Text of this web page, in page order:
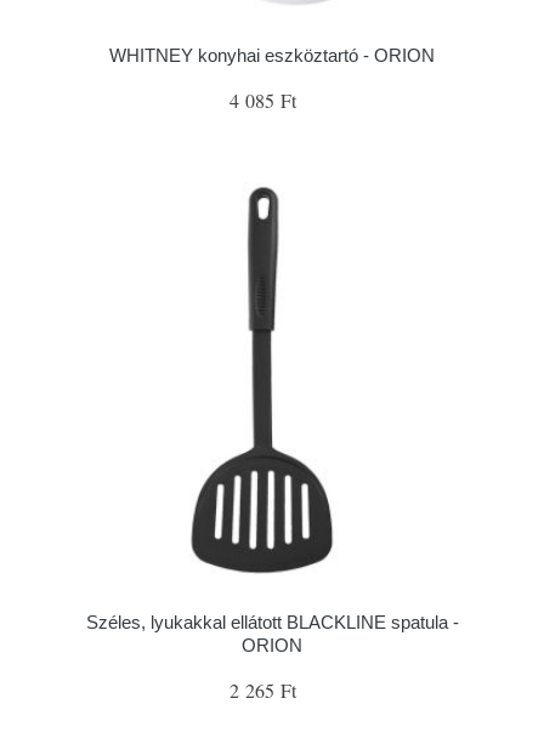
WHITNEY konyhai eszköztartó - ORION
4 085 Ft
Széles, lyukakkal ellátott BLACKLINE spatula -
ORION
2 265 Ft